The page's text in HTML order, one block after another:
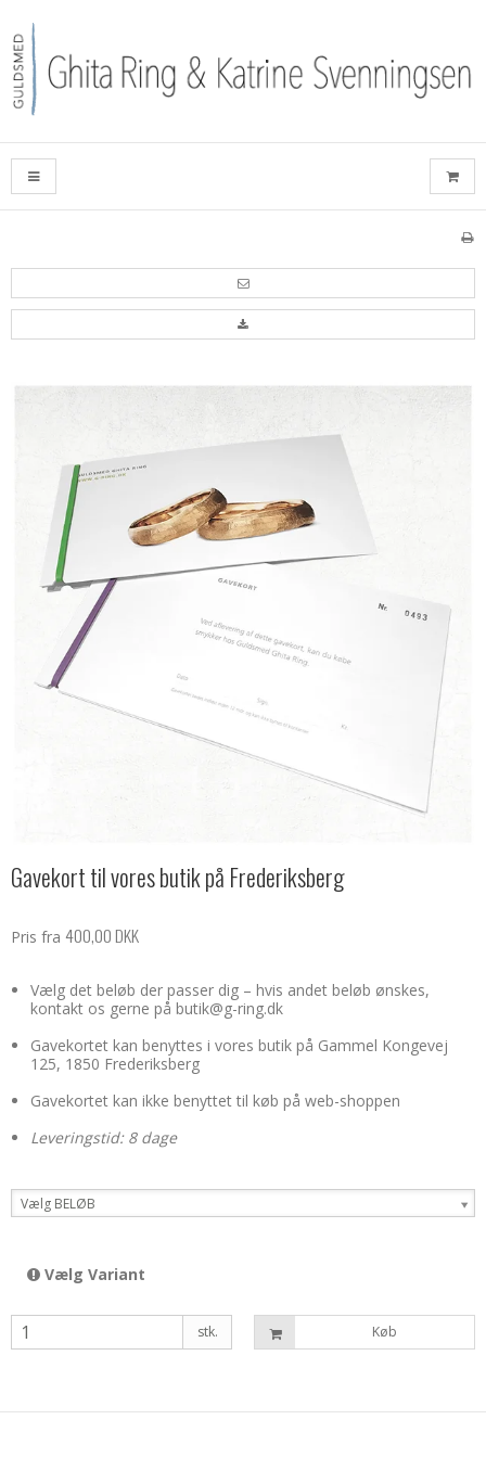
Gavekort til vores butik på Frederiksberg
Pris fra 400,00 DKK
Vælg det beløb der passer dig – hvis andet beløb ønskes,
kontakt os gerne på butik@g-ring.dk
Gavekortet kan benyttes i vores butik på Gammel Kongevej
125, 1850 Frederiksberg
Gavekortet kan ikke benyttet til køb på web-shoppen
Leveringstid: 8 dage
Vælg BELØB
Vælg Variant
stk. Køb